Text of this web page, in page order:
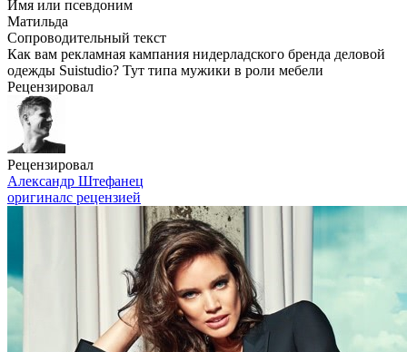
Имя или псевдоним
Матильда
Сопроводительный текст
Как вам рекламная кампания нидерладского бренда деловой
одежды Suistudio? Тут типа мужики в роли мебели
Рецензировал
Рецензировал
Александр Штефанец
оригиналс рецензией